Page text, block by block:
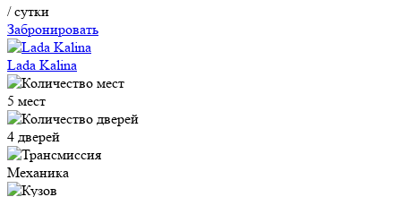
/ сутки
Забронировать
Lada Kalina
5 мест
4 дверей
Механика